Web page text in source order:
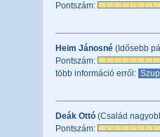
Pontszám:
Heim Jánosné (Idősebb
Pontszám:
több információ erről:
Deák Ottó (Család
Pontszám: